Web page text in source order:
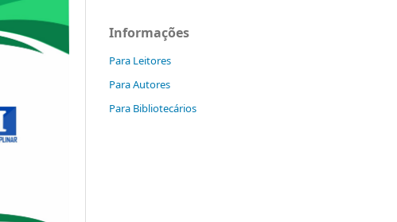
Informações
Para Leitores
Para Autores
Para Bibliotecários